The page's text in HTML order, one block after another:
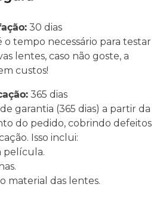
30 dias
o tempo necessário para testar
lentes, caso não goste, a
custos!
365 dias
garantia (365 dias) a partir da
do pedido, cobrindo defeitos
Isso inclui:
película.
material das lentes.